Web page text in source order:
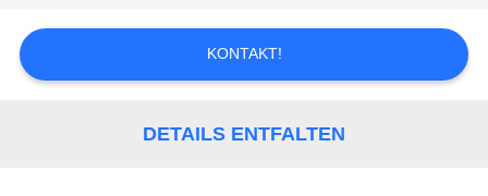
NACHRICHTENKONTAKT!
DETAILS ENTFALTEN